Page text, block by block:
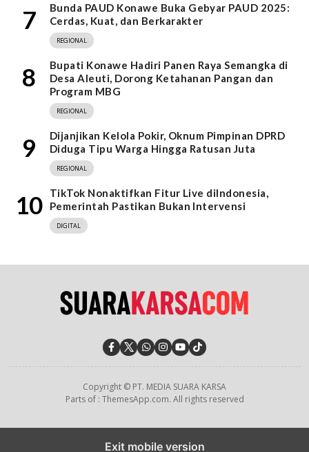
7
Bunda PAUD Konawe Buka Gebyar PAUD 2025:
Cerdas, Kuat, dan Berkarakter
REGIONAL
8
Bupati Konawe Hadiri Panen Raya Semangka di
Desa Aleuti, Dorong Ketahanan Pangan dan
Program MBG
REGIONAL
9
Dijanjikan Kelola Pokir, Oknum Pimpinan DPRD
Diduga Tipu Warga Hingga Ratusan Juta
REGIONAL
10
TikTok Nonaktifkan Fitur Live diIndonesia,
Pemerintah Pastikan Bukan Intervensi
DIGITAL
Copyright © PT. MEDIA SUARA KARSA
Parts of : ThemesApp.com. All rights reserved
Exit mobile version